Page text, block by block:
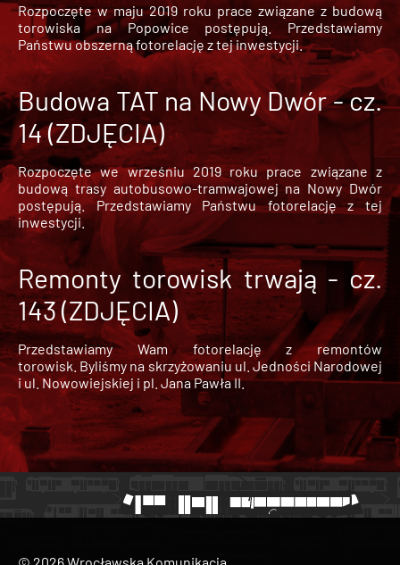
Rozpoczęte w maju 2019 roku prace związane z budową
torowiska na Popowice
postępują. Przedstawiamy
Państwu obszerną fotorelację z tej inwestycji.
Budowa TAT na Nowy Dwór - cz.
14 (ZDJĘCIA)
Rozpoczęte we wrześniu 2019 roku prace związane z
budową trasy autobusowo-tramwajowej na Nowy Dwór
postępują. Przedstawiamy Państwu fotorelację z tej
inwestycji.
Remonty torowisk trwają - cz.
143 (ZDJĘCIA)
Przedstawiamy Wam fotorelację z remontów
torowisk. Byliśmy na skrzyżowaniu ul. Jedności Narodowej
i ul. Nowowiejskiej i pl. Jana Pawła II.